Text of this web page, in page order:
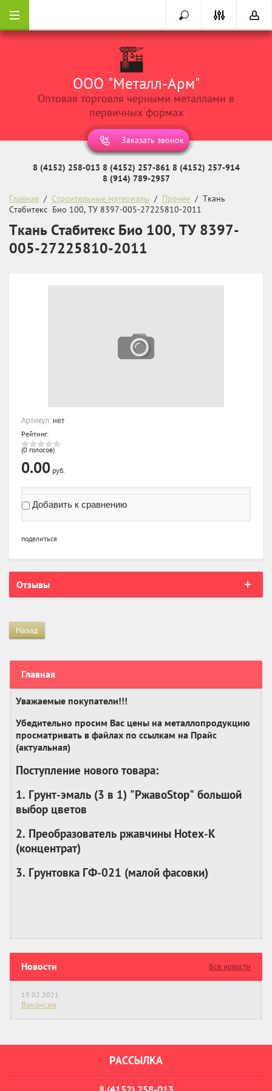
ООО "Металл-Арм"
Оптовая торговля черными металлами в
первичных формах
Заказать звонок
8 (4152) 258-013 8 (4152) 257-861 8 (4152) 257-914
8 (914) 789-2957
Главная
  /
Строительные материалы
  /
Прочее
  /  Ткань
Стабитекс  Био 100, ТУ 8397-005-27225810-2011
Ткань Стабитекс Био 100, ТУ 8397-
005-27225810-2011
Главная
Уважаемые покупатели!!!
Убедительно просим Вас цены на металлопродукцию
просматривать в файлах по ссылкам на Прайс
(актуальная)
Поступление нового товара:
1. Грунт-эмаль (3 в 1) "РжавоStop" большой
выбор цветов
2. Преобразователь ржавчины Hotex-K
(концентрат)
3. Грунтовка ГФ-021 (малой фасовки)
Новости Все новости
19.02.2021
Вакансия
Артикул: нет
Рейтинг:
(0 голосов)
0.00 руб.
Добавить к сравнению
поделиться
Отзывы
Назад
РАССЫЛКА